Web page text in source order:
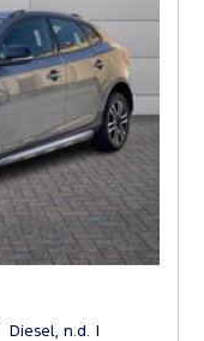
Diesel, n.d.